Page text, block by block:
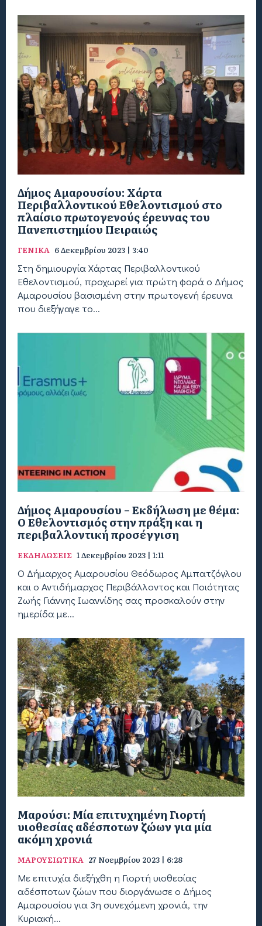
Δήμος Αμαρουσίου: Χάρτα
Περιβαλλοντικού Εθελοντισμού στο
πλαίσιο πρωτογενούς έρευνας του
Πανεπιστημίου Πειραιώς
ΓΕΝΙΚΑ 6 Δεκεμβρίου 2023 | 3:40
Στη δημιουργία Χάρτας Περιβαλλοντικού
Εθελοντισμού, προχωρεί για πρώτη φορά ο Δήμος
Αμαρουσίου βασισμένη στην πρωτογενή έρευνα
που διεξήγαγε το...
Δήμος Αμαρουσίου – Εκδήλωση με θέμα:
Ο Εθελοντισμός στην πράξη και η
περιβαλλοντική προσέγγιση
ΕΚΔΗΛΩΣΕΙΣ 1 Δεκεμβρίου 2023 | 1:11
Ο Δήμαρχος Αμαρουσίου Θεόδωρος Αμπατζόγλου
και ο Αντιδήμαρχος Περιβάλλοντος και Ποιότητας
Ζωής Γιάννης Ιωαννίδης σας προσκαλούν στην
ημερίδα με...
Μαρούσι: Μία επιτυχημένη Γιορτή
υιοθεσίας αδέσποτων ζώων για μία
ακόμη χρονιά
ΜΑΡΟΥΣΙΩΤΙΚΑ 27 Νοεμβρίου 2023 | 6:28
Με επιτυχία διεξήχθη η Γιορτή υιοθεσίας
αδέσποτων ζώων που διοργάνωσε ο Δήμος
Αμαρουσίου για 3η συνεχόμενη χρονιά, την
Κυριακή...